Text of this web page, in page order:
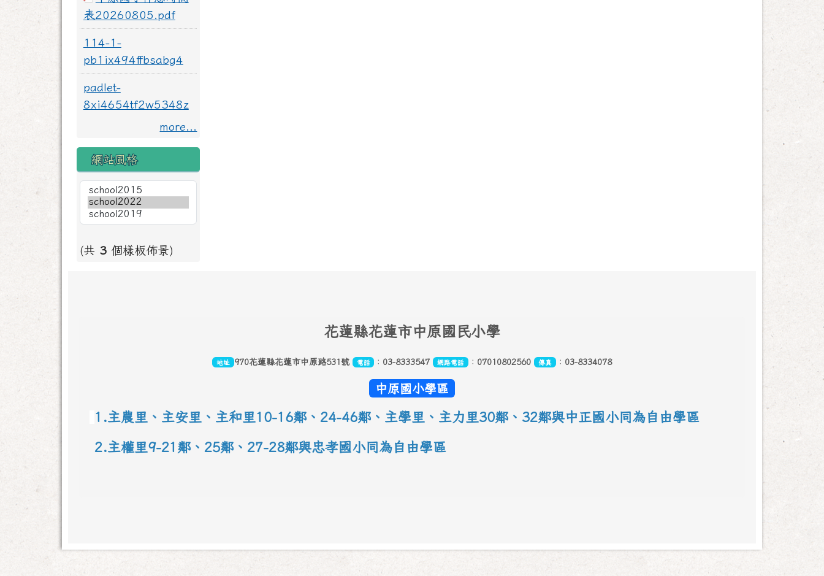
表20260805.pdf
114-1-
pb1ix494ffbsabg4
padlet-
8xi4654tf2w5348z
more...
網站風格
(共 3個樣板佈景)
花蓮縣花蓮市中原國民小學
地址 970花蓮縣花蓮市中原路531號 電話 ： 03-8333547 網路電話 ： 07010802560 傳真 ： 03-8334078
中原國小學區
1.主農里、主安里、主和里10-16鄰、 24-46鄰、主學里、主力里30鄰、 32鄰與中正國小同為自由學區
2.主權里9-21鄰、25鄰、 27-28鄰與忠孝國小同為自由學區